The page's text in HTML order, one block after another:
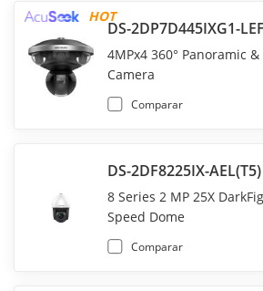
DS-2DP7D445IXG1-
HOT
4MPx4 360° Panoramic &
Camera
Comparar
DS-2DF8225IX-AEL(T5)
8 Series 2 MP 25X
Speed Dome
Comparar